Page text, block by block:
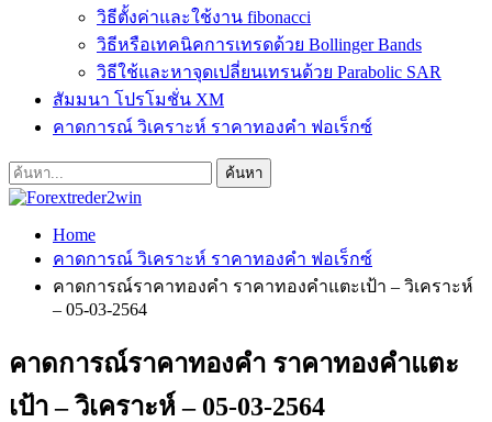
วิธีตั้งค่าและใช้งาน fibonacci
วิธีหรือเทคนิคการเทรดด้วย Bollinger Bands
วิธีใช้และหาจุดเปลี่ยนเทรนด้วย Parabolic SAR
สัมมนา โปรโมชั่น XM
คาดการณ์ วิเคราะห์ ราคาทองคำ ฟอเร็กซ์
Home
คาดการณ์ วิเคราะห์ ราคาทองคำ ฟอเร็กซ์
คาดการณ์ราคาทองคำ ราคาทองคำแตะเป้า – วิเคราะห์
– 05-03-2564
คาดการณ์ราคาทองคำ ราคาทองคำแตะ
เป้า – วิเคราะห์ – 05-03-2564